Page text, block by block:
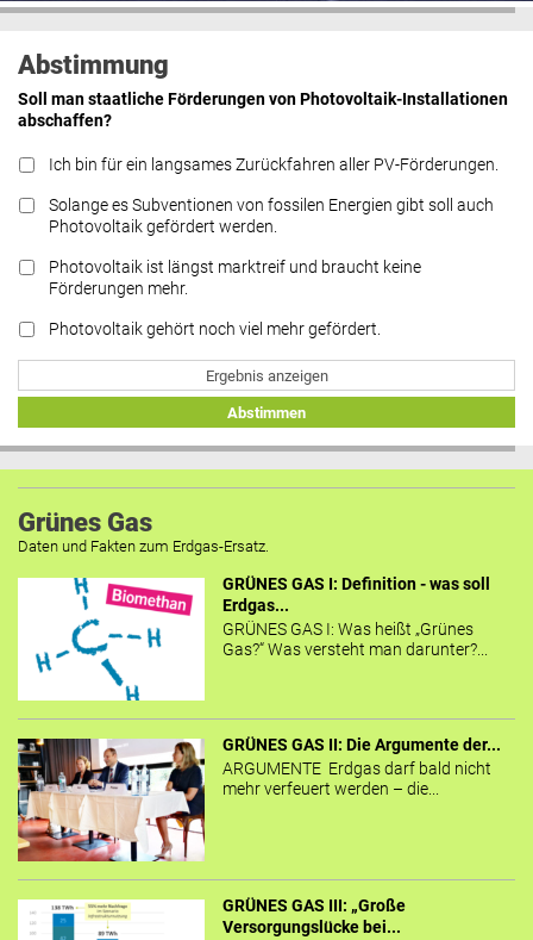
Abstimmung
Soll man staatliche Förderungen von Photovoltaik-Installationen
abschaffen?
Ich bin für ein langsames Zurückfahren aller PV-Förderungen.
Solange es Subventionen von fossilen Energien gibt soll auch
Photovoltaik gefördert werden.
Photovoltaik ist längst marktreif und braucht keine
Förderungen mehr.
Photovoltaik gehört noch viel mehr gefördert.
Ergebnis anzeigen
Abstimmen
Grünes Gas
Daten und Fakten zum Erdgas-Ersatz.
GRÜNES GAS I: Definition - was soll
Erdgas...
GRÜNES GAS I: Was heißt „Grünes
Gas?“ Was versteht man darunter?...
GRÜNES GAS II: Die Argumente der...
ARGUMENTE Erdgas darf bald nicht
mehr verfeuert werden – die...
GRÜNES GAS III: „Große
Versorgungslücke bei...